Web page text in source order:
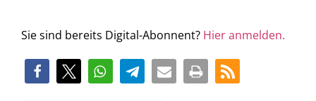
Sie sind bereits Digital-Abonnent? Hier anmelden.